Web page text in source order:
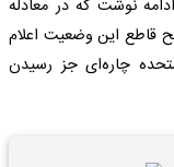
نوشت که در معادله
قاطع این وضعیت اعلام
‌چاره‌ای جز رسیدن